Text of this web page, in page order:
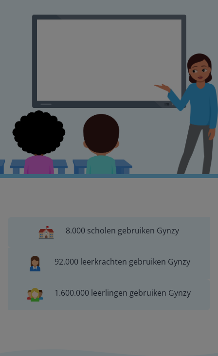
8.000 scholen gebruiken Gynzy
92.000 leerkrachten gebruiken Gynzy
1.600.000 leerlingen gebruiken Gynzy